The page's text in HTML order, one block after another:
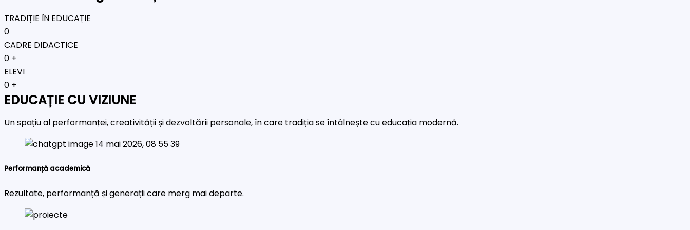
TRADIȚIE ÎN EDUCAȚIE
0
CADRE DIDACTICE
0 +
ELEVI
0 +
EDUCAȚIE CU VIZIUNE
Un spațiu al performanței, creativității și dezvoltării personale, în care tradiția se întâlnește cu educația modernă.
Performanță academică
Rezultate, performanță și generații care merg mai departe.